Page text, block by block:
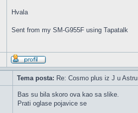
Hvala
Sent from my SM-G955F using Tapatalk
Tema posta: Re: Cosmo plus iz J u
Bas su bila skoro ova kao sa slike.
Prati oglase pojavice se